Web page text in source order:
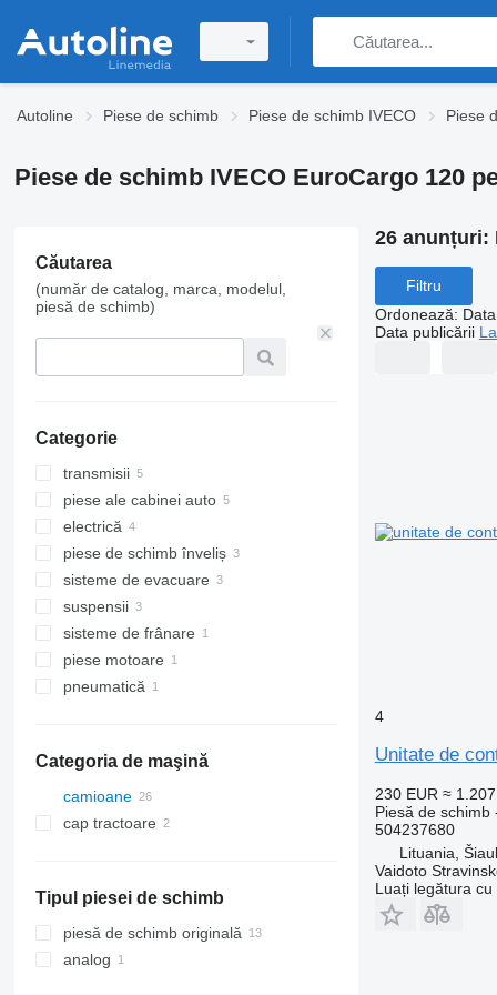
Autoline Piese de schimb Piese de schimb IVECO Piese
Piese de schimb IVECO EuroCargo 120
Căutarea
(număr de catalog, marca, modelul,
piesă de schimb)
Categorie
transmisii
cutii de viteze
punţi motoare
axuri cardanice
piese ale cabinei auto
cabine
izolaţii
electrică
unităţi de control
panouri cu dispozitive
piese de schimb înveliș
bare de protecţie
sisteme de evacuare
silențiatoare
catalizatoare
pompe Adblue
suspensii
amortizoare
servodirecţii
întinzătoare servodirecţie
sisteme de frânare
etriere frana
piese motoare
motoare
pneumatică
Categoria de maşină
camioane
cap tractoare
Tipul piesei de schimb
piesă de schimb originală
analog
26 anunțuri:
Filtru
Ordonează:
Data publicării
4
Unitate de
230 EUR ≈
Piesă de
504237680
Lituania,
Vaidoto
Luați legătura